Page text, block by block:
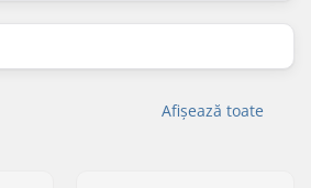
Afișează toate